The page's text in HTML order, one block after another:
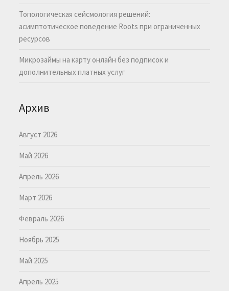
Топологическая сейсмология решений:
асимптотическое поведение Roots при ограниченных
ресурсов
Микрозаймы на карту онлайн без подписок и
дополнительных платных услуг
Архив
Август 2026
Май 2026
Апрель 2026
Март 2026
Февраль 2026
Ноябрь 2025
Май 2025
Апрель 2025